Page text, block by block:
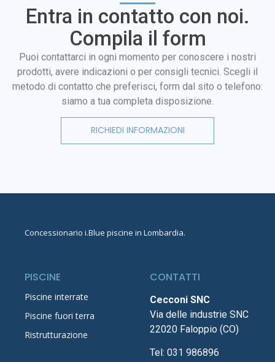
Entra in contatto con noi.
Compila il form
Puoi contattarci in ogni momento per conoscere i nostri
prodotti, avere indicazioni o per consigli tecnici. Scegli il
metodo di contatto che preferisci, form dal sito o telefono:
siamo a tua completa disposizione.
RICHIEDI INFORMAZIONI
Concessionario i.Blue piscine in Lombardia.
PISCINE
Piscine interrate
Piscine fuori terra
Ristrutturazione
CONTATTI
Cecconi SNC
Via delle industrie SNC
22020 Faloppio (CO)
Tel: 031 986896